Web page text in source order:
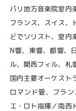
パリ地方音楽院室内
フランス、スイス、
どでソリスト、室内
N響、東響、都響、
ル、関西フィル、札
国内主要オーケスト
ロマンド管、フラ
エ・ロト指揮／南西